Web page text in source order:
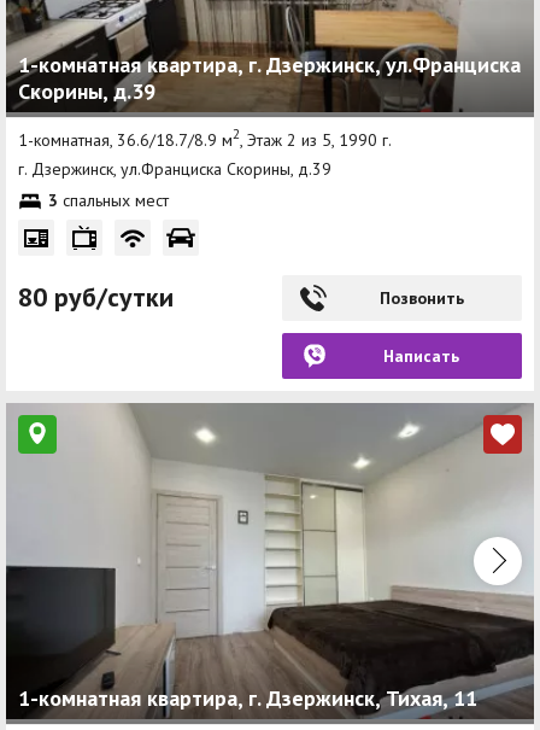
1-комнатная квартира, г. Дзержинск, ул.Франциска
Скорины, д.39
1-комнатная, 36.6/18.7/8.9 м2, Этаж 2 из 5, 1990 г.
г. Дзержинск, ул.Франциска Скорины, д.39
3 спальных мест
80 руб/сутки Позвонить
Написать
1-комнатная квартира, г. Дзержинск, Тихая, 11